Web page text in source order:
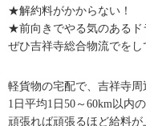
★解約料がかからない！
★前向きでやる気のあるド
ぜひ吉祥寺総合物流でをし
軽貨物の宅配で、吉祥寺周
1日平均1日50～60km以内
頑張れば頑張るほど給料